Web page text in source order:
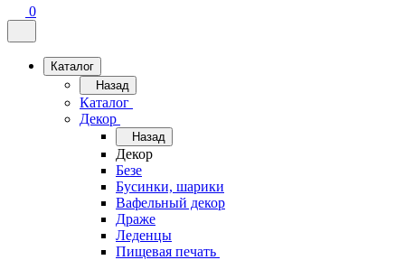
0
Каталог
Назад
Каталог
Декор
Назад
Декор
Безе
Бусинки, шарики
Вафельный декор
Драже
Леденцы
Пищевая печать